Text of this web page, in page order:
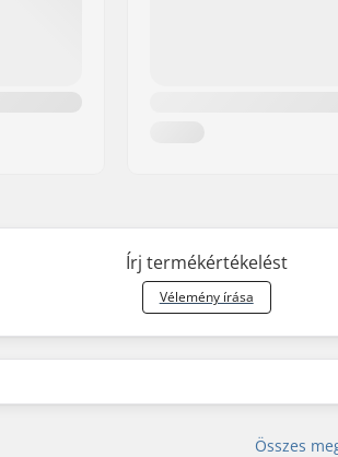
Írj termékértékelést
Vélemény írása
Összes